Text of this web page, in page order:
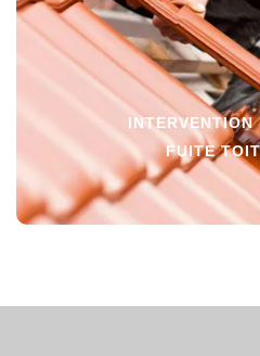
INTERVENTION
FUITE